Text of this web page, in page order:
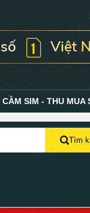
CẦM SIM - THU MUA
Tìm